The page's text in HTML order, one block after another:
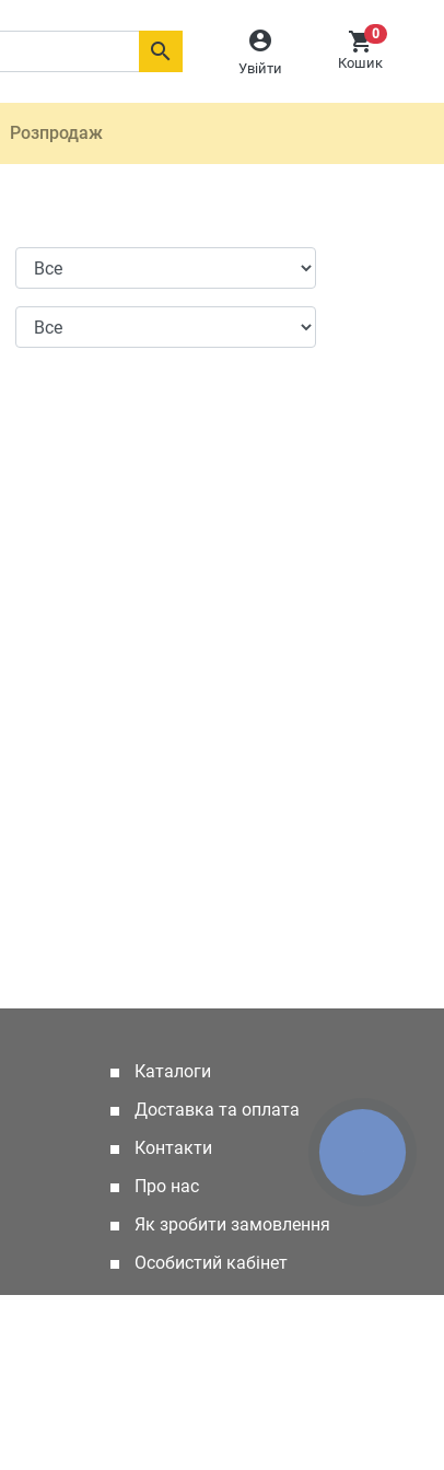

Увійти
0
Кошик

Розпродаж
Каталоги
Доставка та оплата
Контакти
Про нас
Як зробити замовлення
Особистий кабінет